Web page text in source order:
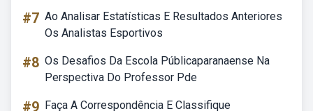
#7 Ao Analisar Estatísticas E Resultados Anteriores
Os Analistas Esportivos
#8 Os Desafios Da Escola Públicaparanaense Na
Perspectiva Do Professor Pde
#9 Faça A Correspondência E Classifique